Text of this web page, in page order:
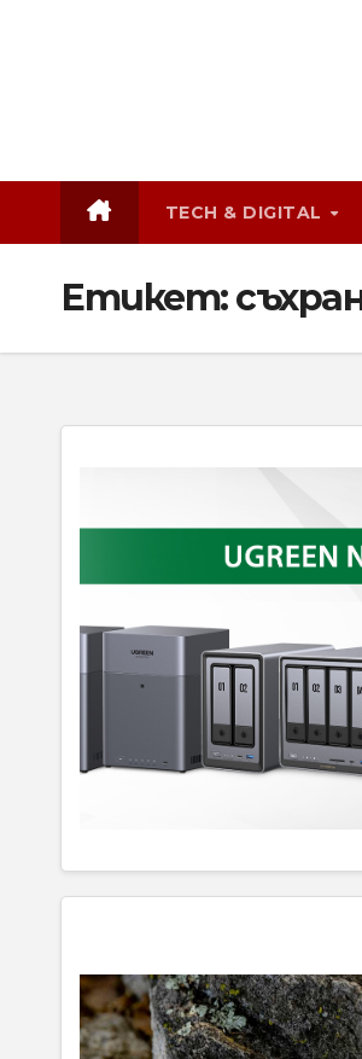
TECH & DIGITAL
Етикет: